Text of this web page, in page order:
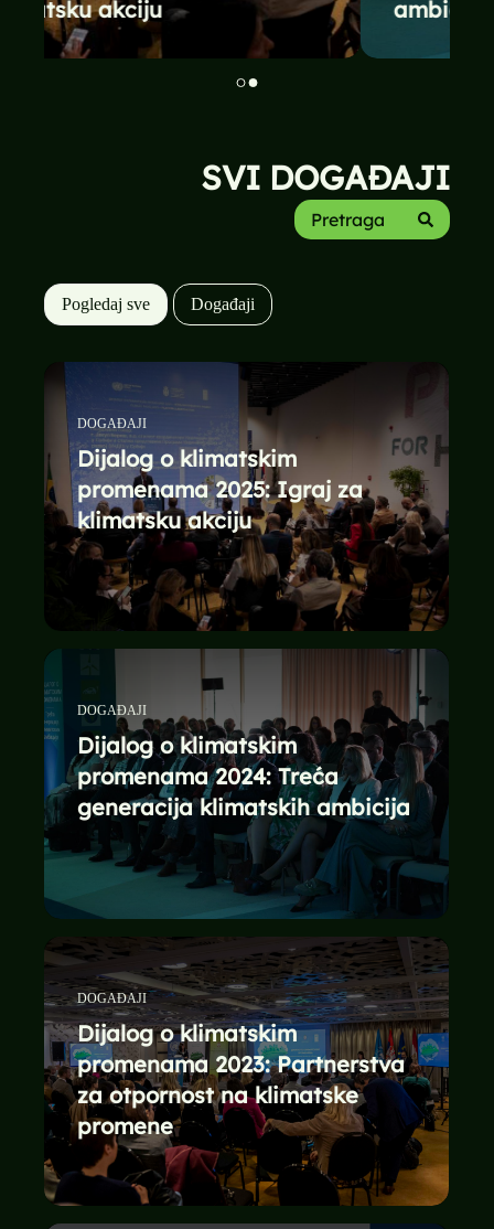
ambicija
SVI DOGAĐAJI
Pogledaj sve Događaji
DOGAĐAJI
Dijalog o klimatskim
promenama 2025: Igraj za
klimatsku akciju
DOGAĐAJI
Dijalog o klimatskim
promenama 2024: Treća
generacija klimatskih ambicija
DOGAĐAJI
Dijalog o klimatskim
promenama 2023: Partnerstva
za otpornost na klimatske
promene